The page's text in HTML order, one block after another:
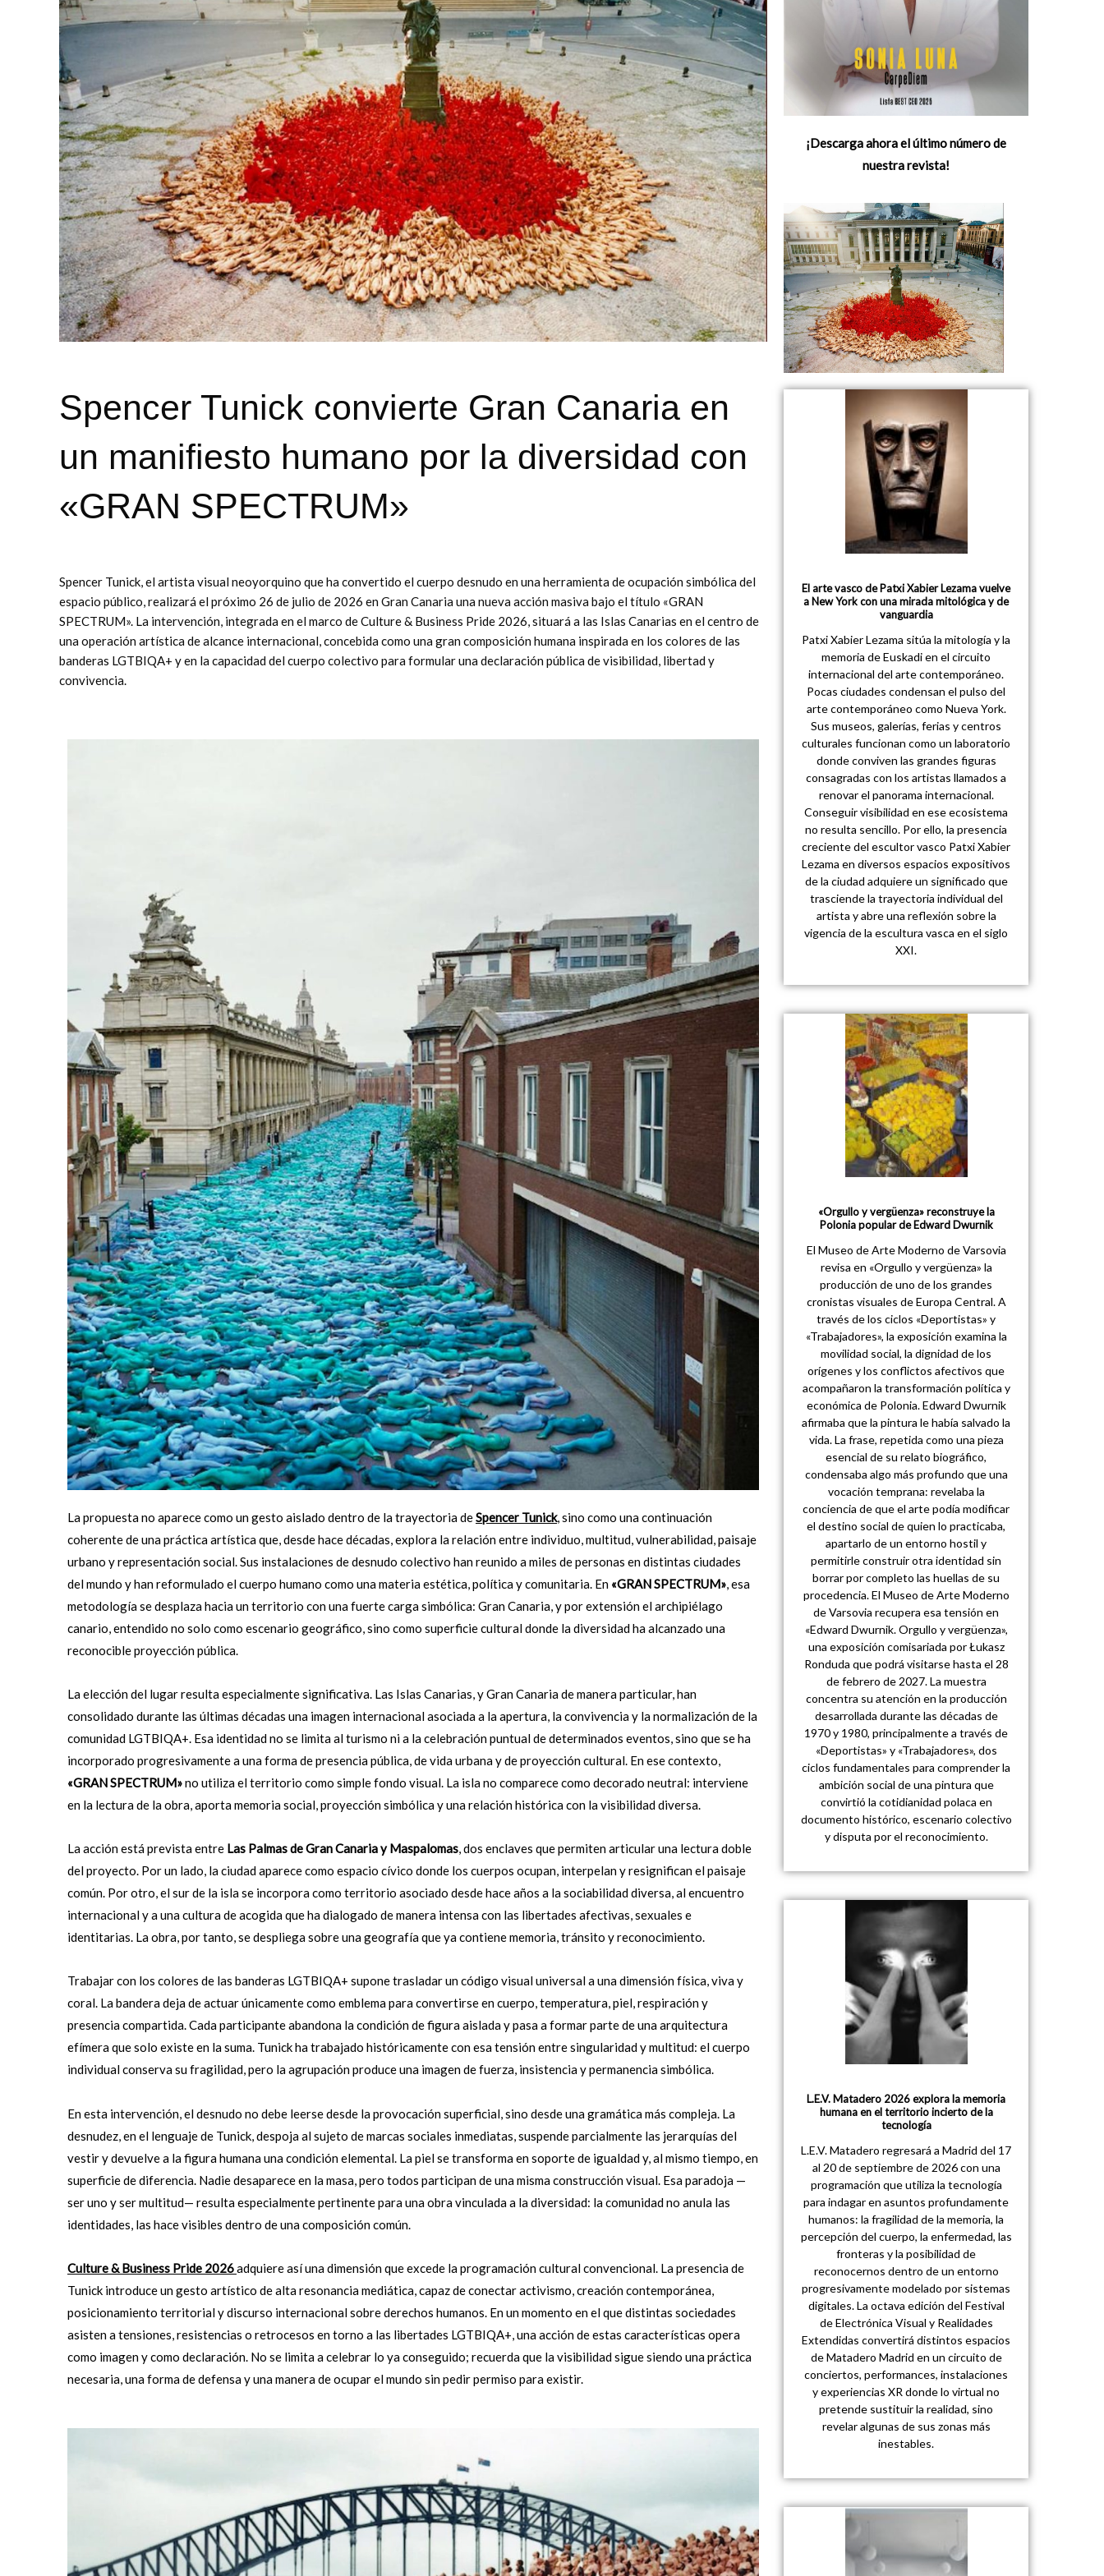
Spencer Tunick convierte Gran Canaria en
un manifiesto humano por la diversidad con
«GRAN SPECTRUM»
Spencer Tunick, el artista visual neoyorquino que ha convertido el cuerpo desnudo en una herramienta de ocupación simbólica del
espacio público, realizará el próximo 26 de julio de 2026 en Gran Canaria una nueva acción masiva bajo el título «GRAN
SPECTRUM». La intervención, integrada en el marco de Culture & Business Pride 2026, situará a las Islas Canarias en el centro de
una operación artística de alcance internacional, concebida como una gran composición humana inspirada en los colores de las
banderas LGTBIQA+ y en la capacidad del cuerpo colectivo para formular una declaración pública de visibilidad, libertad y
convivencia.
La propuesta no aparece como un gesto aislado dentro de la trayectoria deSpencer Tunick, sino como una continuación
coherente de una práctica artística que, desde hace décadas, explora la relación entre individuo, multitud, vulnerabilidad, paisaje
urbano y representación social. Sus instalaciones de desnudo colectivo han reunido a miles de personas en distintas ciudades
del mundo y han reformulado el cuerpo humano como una materia estética, política y comunitaria. En «GRAN SPECTRUM», esa
metodología se desplaza hacia un territorio con una fuerte carga simbólica: Gran Canaria, y por extensión el archipiélago
canario, entendido no solo como escenario geográfico, sino como superficie cultural donde la diversidad ha alcanzado una
reconocible proyección pública.
La elección del lugar resulta especialmente significativa. Las Islas Canarias, y Gran Canaria de manera particular, han
consolidado durante las últimas décadas una imagen internacional asociada a la apertura, la convivencia y la normalización de la
comunidad LGTBIQA+. Esa identidad no se limita al turismo ni a la celebración puntual de determinados eventos, sino que se ha
incorporado progresivamente a una forma de presencia pública, de vida urbana y de proyección cultural. En ese contexto,
«GRAN SPECTRUM»no utiliza el territorio como simple fondo visual. La isla no comparece como decorado neutral: interviene
en la lectura de la obra, aporta memoria social, proyección simbólica y una relación histórica con la visibilidad diversa.
La acción está prevista entre Las Palmas de Gran Canaria y Maspalomas, dos enclaves que permiten articular una lectura doble
del proyecto. Por un lado, la ciudad aparece como espacio cívico donde los cuerpos ocupan, interpelan y resignifican el paisaje
común. Por otro, el sur de la isla se incorpora como territorio asociado desde hace años a la sociabilidad diversa, al encuentro
internacional y a una cultura de acogida que ha dialogado de manera intensa con las libertades afectivas, sexuales e
identitarias. La obra, por tanto, se despliega sobre una geografía que ya contiene memoria, tránsito y reconocimiento.
Trabajar con los colores de las banderas LGTBIQA+ supone trasladar un código visual universal a una dimensión física, viva y
coral. La bandera deja de actuar únicamente como emblema para convertirse en cuerpo, temperatura, piel, respiración y
presencia compartida. Cada participante abandona la condición de figura aislada y pasa a formar parte de una arquitectura
efímera que solo existe en la suma. Tunick ha trabajado históricamente con esa tensión entre singularidad y multitud: el cuerpo
individual conserva su fragilidad, pero la agrupación produce una imagen de fuerza, insistencia y permanencia simbólica.
En esta intervención, el desnudo no debe leerse desde la provocación superficial, sino desde una gramática más compleja. La
desnudez, en el lenguaje de Tunick, despoja al sujeto de marcas sociales inmediatas, suspende parcialmente las jerarquías del
vestir y devuelve a la figura humana una condición elemental. La piel se transforma en soporte de igualdad y, al mismo tiempo, en
superficie de diferencia. Nadie desaparece en la masa, pero todos participan de una misma construcción visual. Esa paradoja —
ser uno y ser multitud— resulta especialmente pertinente para una obra vinculada a la diversidad: la comunidad no anula las
identidades, las hace visibles dentro de una composición común.
Culture & Business Pride 2026adquiere así una dimensión que excede la programación cultural convencional. La presencia de
Tunick introduce un gesto artístico de alta resonancia mediática, capaz de conectar activismo, creación contemporánea,
posicionamiento territorial y discurso internacional sobre derechos humanos. En un momento en el que distintas sociedades
asisten a tensiones, resistencias o retrocesos en torno a las libertades LGTBIQA+, una acción de estas características opera
como imagen y como declaración. No se limita a celebrar lo ya conseguido; recuerda que la visibilidad sigue siendo una práctica
necesaria, una forma de defensa y una manera de ocupar el mundo sin pedir permiso para existir.
¡Descarga ahora el último número de
nuestra revista!
El arte vasco de Patxi Xabier Lezama vuelve
a New York con una mirada mitológica y de
vanguardia
Patxi Xabier Lezama sitúa la mitología y la
memoria de Euskadi en el circuito
internacional del arte contemporáneo.
Pocas ciudades condensan el pulso del
arte contemporáneo como Nueva York.
Sus museos, galerías, ferias y centros
culturales funcionan como un laboratorio
donde conviven las grandes figuras
consagradas con los artistas llamados a
renovar el panorama internacional.
Conseguir visibilidad en ese ecosistema
no resulta sencillo. Por ello, la presencia
creciente del escultor vasco Patxi Xabier
Lezama en diversos espacios expositivos
de la ciudad adquiere un significado que
trasciende la trayectoria individual del
artista y abre una reflexión sobre la
vigencia de la escultura vasca en el siglo
XXI.
«Orgullo y vergüenza» reconstruye la
Polonia popular de Edward Dwurnik
El Museo de Arte Moderno de Varsovia
revisa en «Orgullo y vergüenza» la
producción de uno de los grandes
cronistas visuales de Europa Central. A
través de los ciclos «Deportistas» y
«Trabajadores», la exposición examina la
movilidad social, la dignidad de los
orígenes y los conflictos afectivos que
acompañaron la transformación política y
económica de Polonia. Edward Dwurnik
afirmaba que la pintura le había salvado la
vida. La frase, repetida como una pieza
esencial de su relato biográfico,
condensaba algo más profundo que una
vocación temprana: revelaba la
conciencia de que el arte podía modificar
el destino social de quien lo practicaba,
apartarlo de un entorno hostil y
permitirle construir otra identidad sin
borrar por completo las huellas de su
procedencia. El Museo de Arte Moderno
de Varsovia recupera esa tensión en
«Edward Dwurnik. Orgullo y vergüenza»,
una exposición comisariada por Łukasz
Ronduda que podrá visitarse hasta el 28
de febrero de 2027. La muestra
concentra su atención en la producción
desarrollada durante las décadas de
1970 y 1980, principalmente a través de
«Deportistas» y «Trabajadores», dos
ciclos fundamentales para comprender la
ambición social de una pintura que
convirtió la cotidianidad polaca en
documento histórico, escenario colectivo
y disputa por el reconocimiento.
L.E.V. Matadero 2026 explora la memoria
humana en el territorio incierto de la
tecnología
L.E.V. Matadero regresará a Madrid del 17
al 20 de septiembre de 2026 con una
programación que utiliza la tecnología
para indagar en asuntos profundamente
humanos: la fragilidad de la memoria, la
percepción del cuerpo, la enfermedad, las
fronteras y la posibilidad de
reconocernos dentro de un entorno
progresivamente modelado por sistemas
digitales. La octava edición del Festival
de Electrónica Visual y Realidades
Extendidas convertirá distintos espacios
de Matadero Madrid en un circuito de
conciertos, performances, instalaciones
y experiencias XR donde lo virtual no
pretende sustituir la realidad, sino
revelar algunas de sus zonas más
inestables.